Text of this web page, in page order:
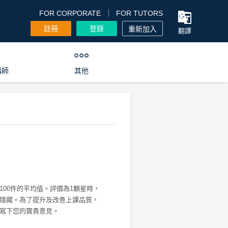
FOR CORPORATE
FOR TUTORS
註冊
登錄 重新加入 翻譯
其他
件的平均值。評價為1顆星時，
藏。為了提升及改善上課品質，
下您的寶貴意見。